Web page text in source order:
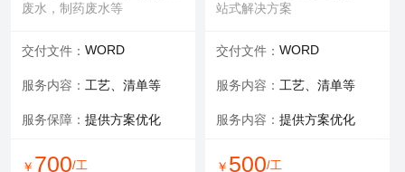
立即购买 立即购买
设备清洗
废水，制药废水等
交付文件： WORD
服务内容： 工艺、清单等
服务保障： 提供方案优化
￥ 700/工
站式解决方案
交付文件： WORD
服务内容： 工艺、清单等
服务内容： 提供方案优化
￥ 500/工